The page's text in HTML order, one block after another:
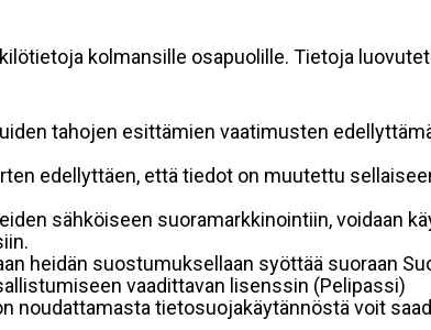
kolmansille osapuolille. Tietoja
tahojen esittämien vaatimusten
edellyttäen, että tiedot on muutettu
sähköiseen suoramarkkinointiin, voidaan
heidän suostumuksellaan syöttää suoraan
vaadittavan lisenssin (Pelipassi)
noudattamasta tietosuojakäytännöstä voit